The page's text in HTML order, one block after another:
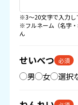
※3〜20文字で入力し
※フルネーム（名字
ん
せいべつ 必須
男 女 選択